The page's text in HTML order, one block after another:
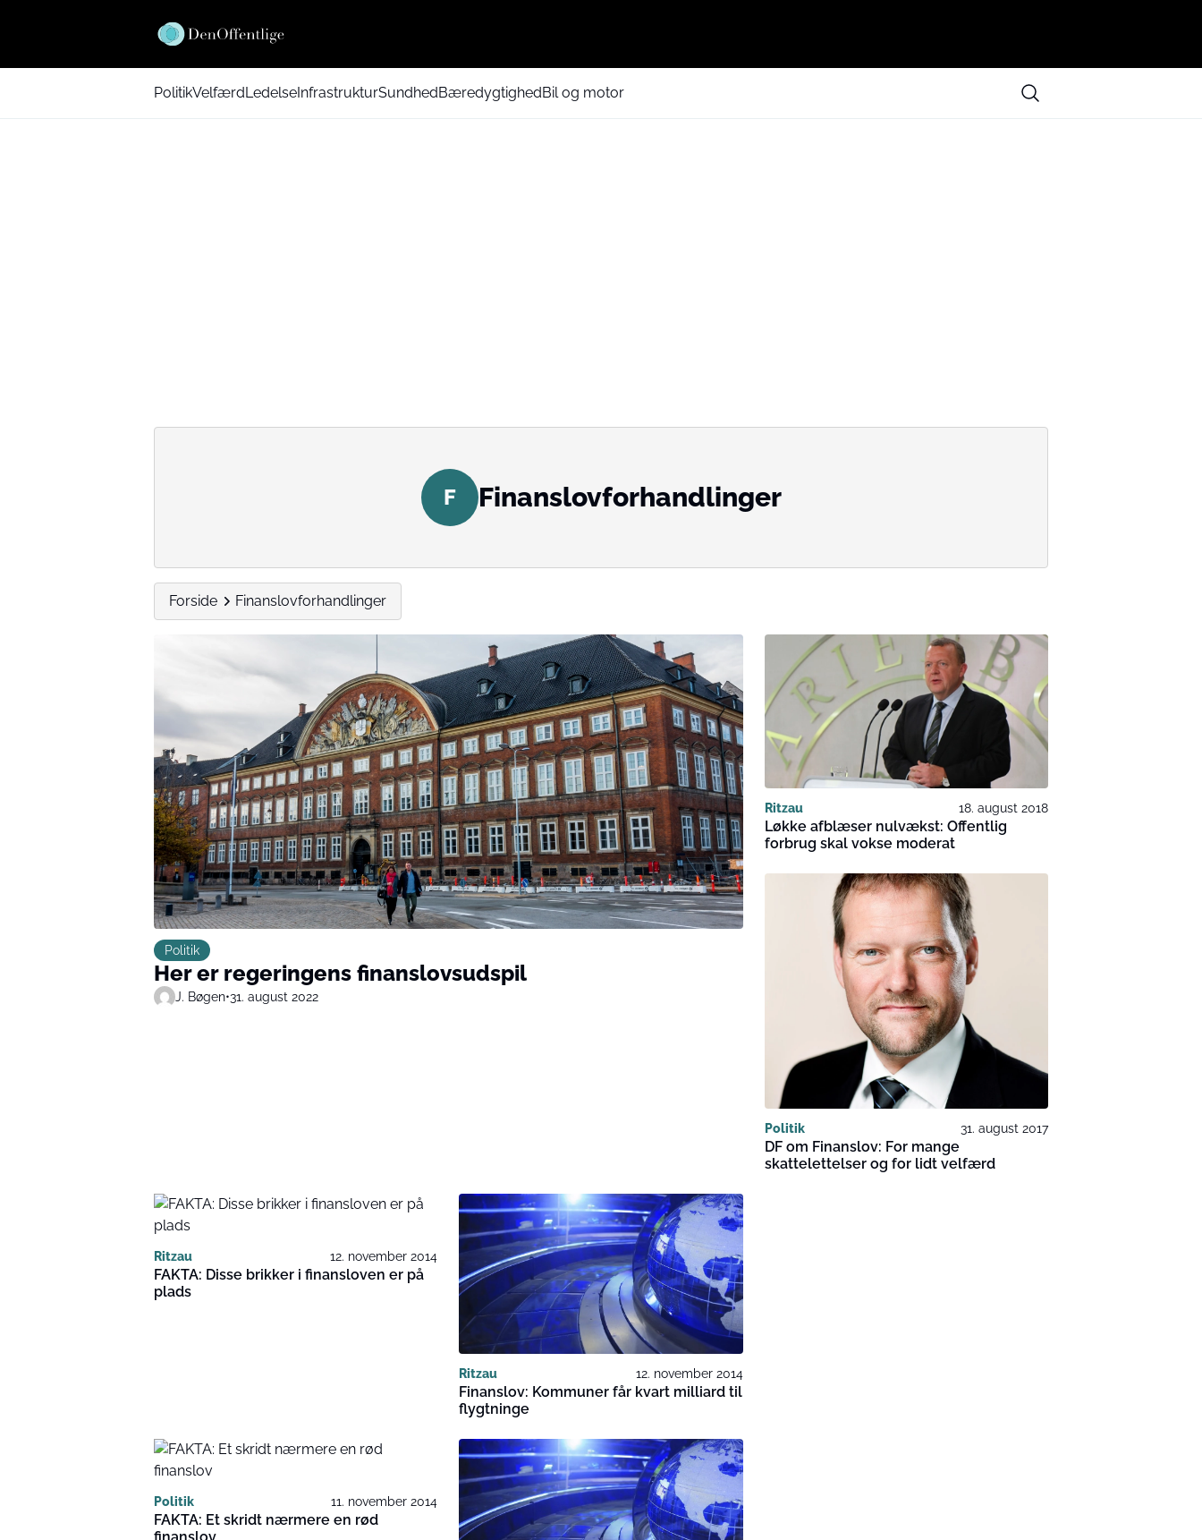
PolitikVelfærdLedelseInfrastrukturSundhedBæredygtighedBil og motor
F Finanslovforhandlinger
Forside Finanslovforhandlinger
Politik
Her er regeringens finanslovsudspil
J. Bøgen•31. august 2022
Ritzau 18. august 2018
Løkke afblæser nulvækst: Offentlig
forbrug skal vokse moderat
Politik 31. august 2017
DF om Finanslov: For mange
skattelettelser og for lidt velfærd
Ritzau 12. november 2014
FAKTA: Disse brikker i finansloven er på
plads
Ritzau 12. november 2014
Finanslov: Kommuner får kvart milliard til
flygtninge
Politik 11. november 2014
FAKTA: Et skridt nærmere en rød
finanslov